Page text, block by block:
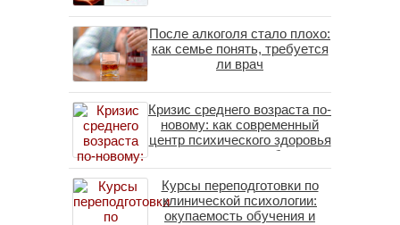
После алкоголя стало плохо:
как семье понять, требуется
ли врач
Кризис среднего возраста по-
новому: как современный
центр психического здоровья
помогает пересобрать
личность без таблеток
(методы ДПДГ и КПТ)
Курсы переподготовки по
клинической психологии:
окупаемость обучения и